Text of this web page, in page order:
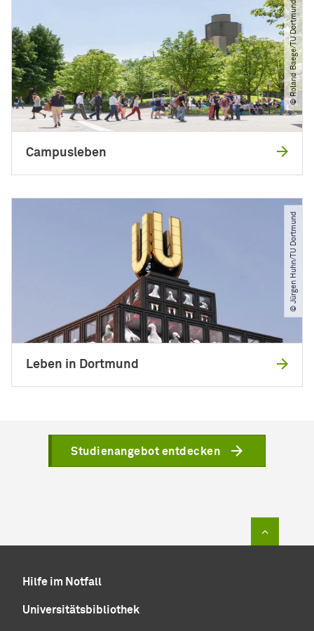
© Roland Baege​/​TU Dortmund
Campusleben
© Jürgen Huhn​/​TU Dortmund
Leben in Dortmund
Studienangebot entdecken
Hilfe im Notfall
Universitätsbibliothek